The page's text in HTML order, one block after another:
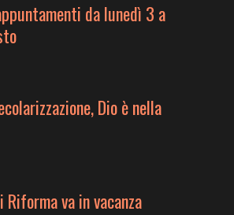
da lunedì 3 a
Dio è nella
va in vacanza